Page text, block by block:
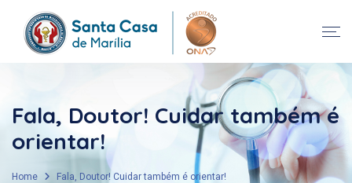
Fala, Doutor! Cuidar também é
orientar!
Home Fala, Doutor! Cuidar também é orientar!